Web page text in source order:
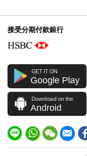
接受分期付款銀行
GET IT ON
Google Play
Download on the
Android